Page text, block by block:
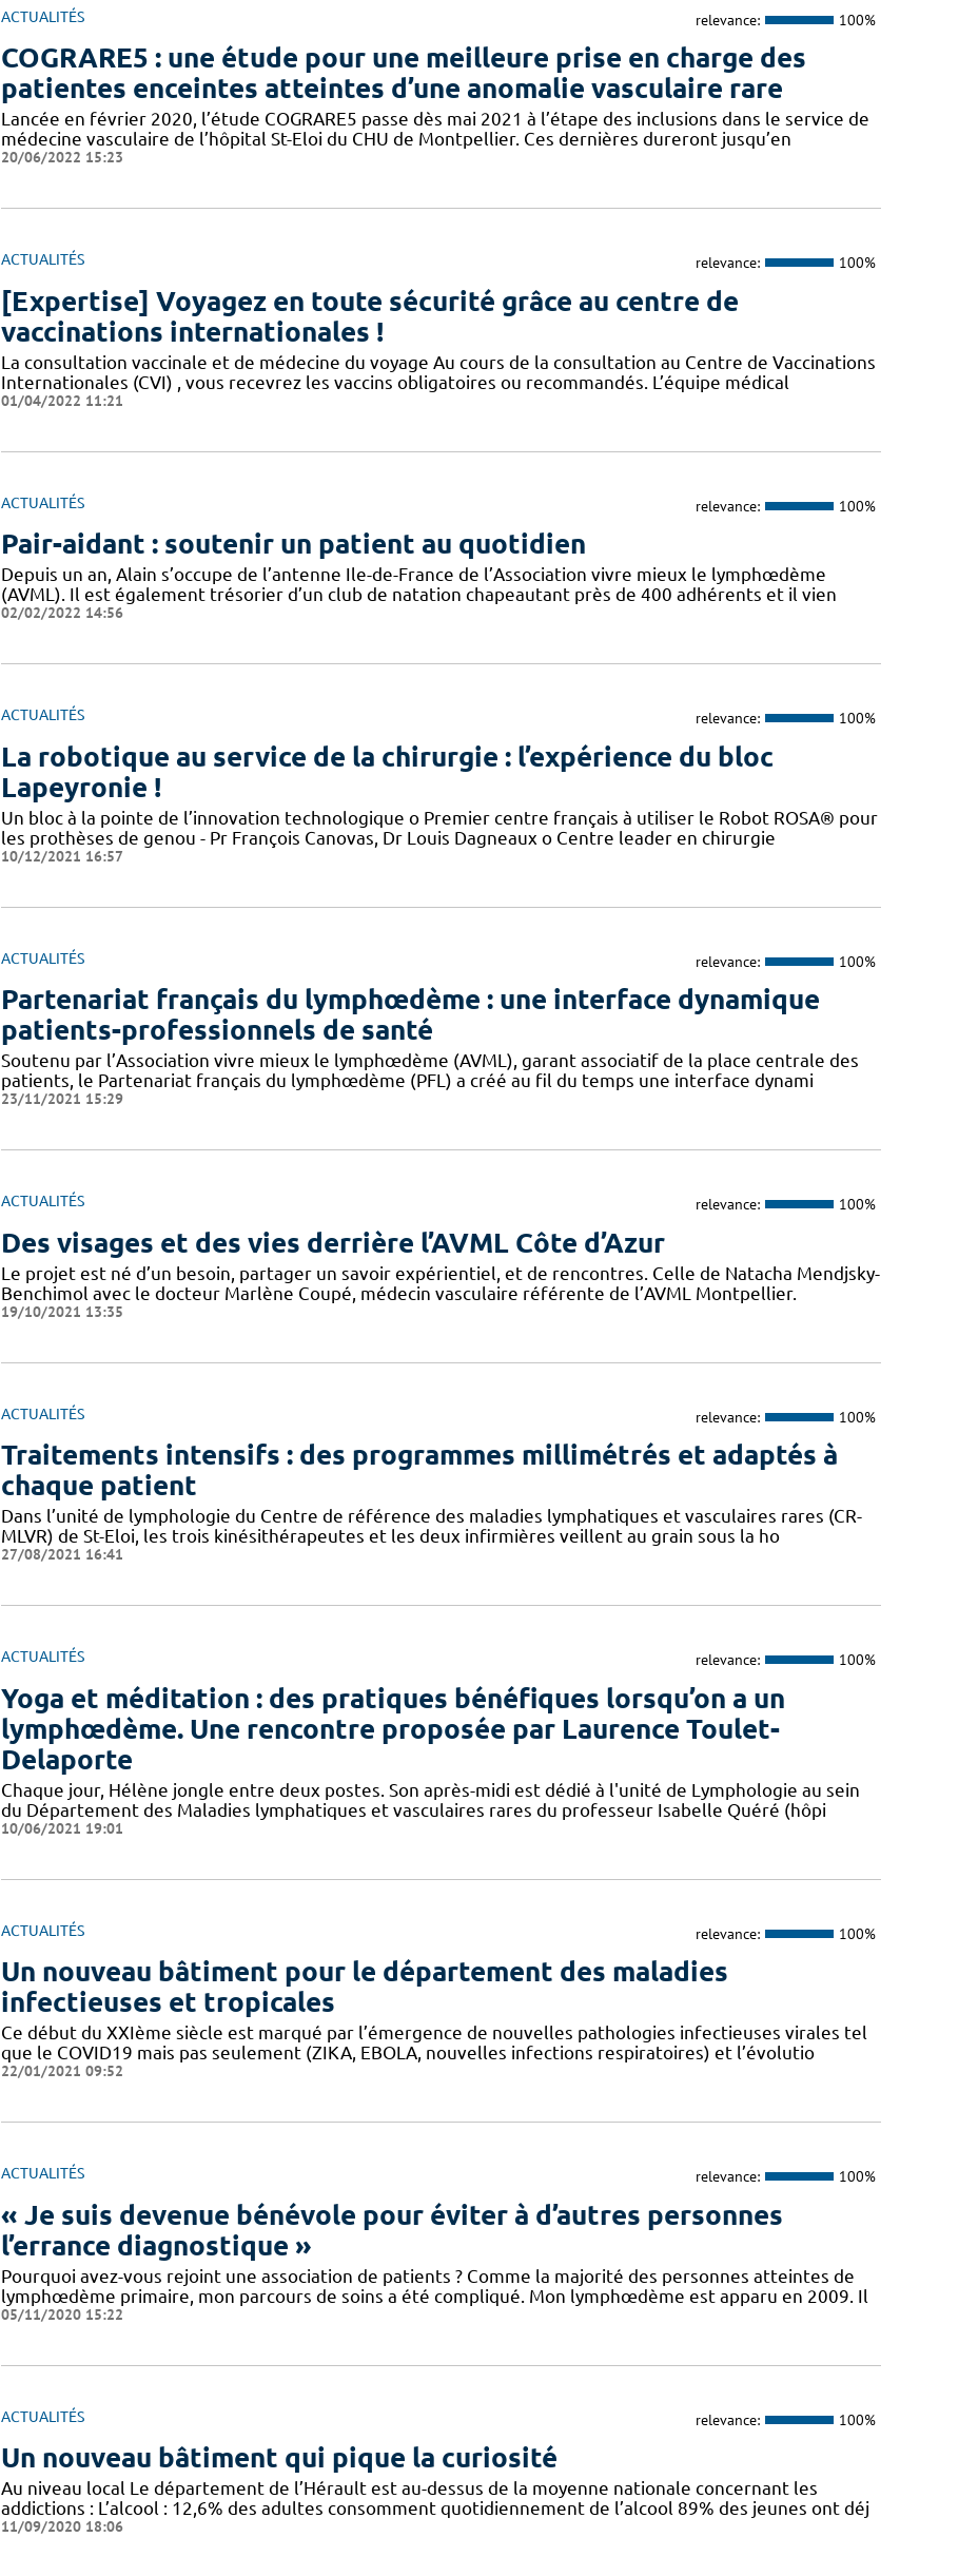
ACTUALITÉS relevance: 100%
COGRARE5 : une étude pour une meilleure prise en charge des
patientes enceintes atteintes d’une anomalie vasculaire rare
Lancée en février 2020, l’étude COGRARE5 passe dès mai 2021 à l’étape des inclusions dans le service de
médecine vasculaire de l’hôpital St-Eloi du CHU de Montpellier. Ces dernières dureront jusqu’en
20/06/2022 15:23
ACTUALITÉS relevance: 100%
[Expertise] Voyagez en toute sécurité grâce au centre de
vaccinations internationales !
La consultation vaccinale et de médecine du voyage Au cours de la consultation au Centre de Vaccinations
Internationales (CVI) , vous recevrez les vaccins obligatoires ou recommandés. L’équipe médical
01/04/2022 11:21
ACTUALITÉS relevance: 100%
Pair-aidant : soutenir un patient au quotidien
Depuis un an, Alain s’occupe de l’antenne Ile-de-France de l’Association vivre mieux le lymphœdème
(AVML). Il est également trésorier d’un club de natation chapeautant près de 400 adhérents et il vien
02/02/2022 14:56
ACTUALITÉS relevance: 100%
La robotique au service de la chirurgie : l’expérience du bloc
Lapeyronie !
Un bloc à la pointe de l’innovation technologique o Premier centre français à utiliser le Robot ROSA® pour
les prothèses de genou - Pr François Canovas, Dr Louis Dagneaux o Centre leader en chirurgie
10/12/2021 16:57
ACTUALITÉS relevance: 100%
Partenariat français du lymphœdème : une interface dynamique
patients-professionnels de santé
Soutenu par l’Association vivre mieux le lymphœdème (AVML), garant associatif de la place centrale des
patients, le Partenariat français du lymphœdème (PFL) a créé au fil du temps une interface dynami
23/11/2021 15:29
ACTUALITÉS relevance: 100%
Des visages et des vies derrière l’AVML Côte d’Azur
Le projet est né d’un besoin, partager un savoir expérientiel, et de rencontres. Celle de Natacha Mendjsky-
Benchimol avec le docteur Marlène Coupé, médecin vasculaire référente de l’AVML Montpellier.
19/10/2021 13:35
ACTUALITÉS relevance: 100%
Traitements intensifs : des programmes millimétrés et adaptés à
chaque patient
Dans l’unité de lymphologie du Centre de référence des maladies lymphatiques et vasculaires rares (CR-
MLVR) de St-Eloi, les trois kinésithérapeutes et les deux infirmières veillent au grain sous la ho
27/08/2021 16:41
ACTUALITÉS relevance: 100%
Yoga et méditation : des pratiques bénéfiques lorsqu’on a un
lymphœdème. Une rencontre proposée par Laurence Toulet-
Delaporte
Chaque jour, Hélène jongle entre deux postes. Son après-midi est dédié à l'unité de Lymphologie au sein
du Département des Maladies lymphatiques et vasculaires rares du professeur Isabelle Quéré (hôpi
10/06/2021 19:01
ACTUALITÉS relevance: 100%
Un nouveau bâtiment pour le département des maladies
infectieuses et tropicales
Ce début du XXIème siècle est marqué par l’émergence de nouvelles pathologies infectieuses virales tel
que le COVID19 mais pas seulement (ZIKA, EBOLA, nouvelles infections respiratoires) et l’évolutio
22/01/2021 09:52
ACTUALITÉS relevance: 100%
« Je suis devenue bénévole pour éviter à d’autres personnes
l’errance diagnostique »
Pourquoi avez-vous rejoint une association de patients ? Comme la majorité des personnes atteintes de
lymphœdème primaire, mon parcours de soins a été compliqué. Mon lymphœdème est apparu en 2009. Il
05/11/2020 15:22
ACTUALITÉS relevance: 100%
Un nouveau bâtiment qui pique la curiosité
Au niveau local Le département de l’Hérault est au-dessus de la moyenne nationale concernant les
addictions : L’alcool : 12,6% des adultes consomment quotidiennement de l’alcool 89% des jeunes ont déj
11/09/2020 18:06